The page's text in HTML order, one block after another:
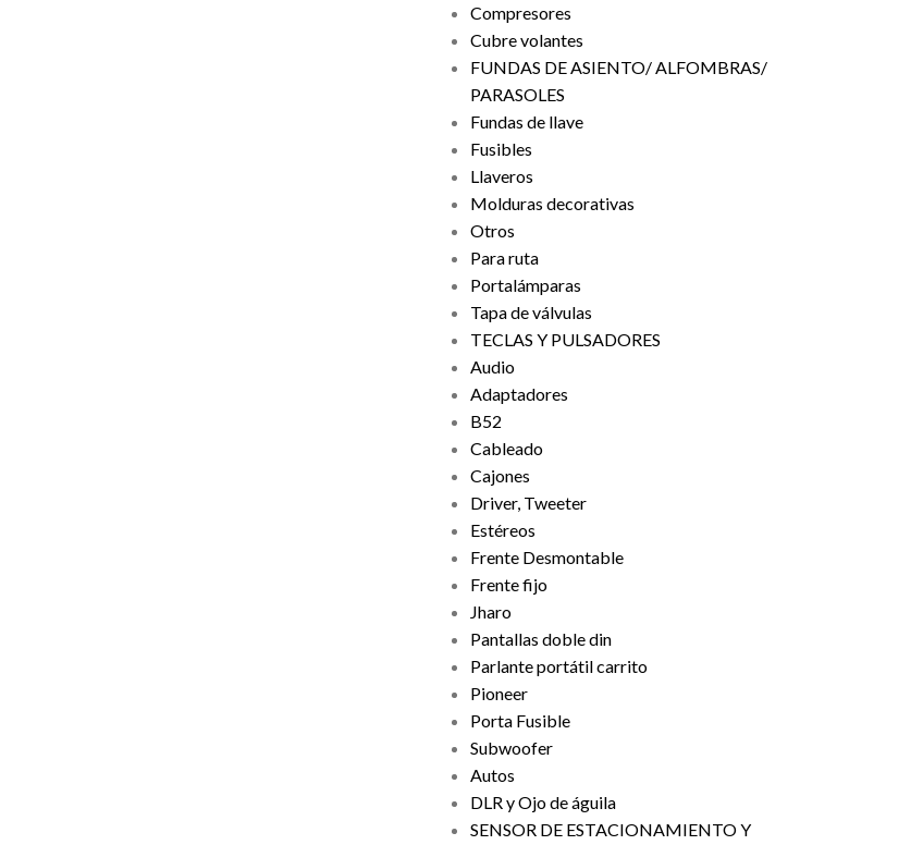
Compresores
Cubre volantes
FUNDAS DE ASIENTO/ ALFOMBRAS/
PARASOLES
Fundas de llave
Fusibles
Llaveros
Molduras decorativas
Otros
Para ruta
Portalámparas
Tapa de válvulas
TECLAS Y PULSADORES
Audio
Adaptadores
B52
Cableado
Cajones
Driver, Tweeter
Estéreos
Frente Desmontable
Frente fijo
Jharo
Pantallas doble din
Parlante portátil carrito
Pioneer
Porta Fusible
Subwoofer
Autos
DLR y Ojo de águila
SENSOR DE ESTACIONAMIENTO Y